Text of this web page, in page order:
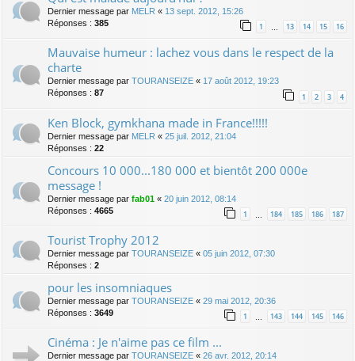
Dernier message par MELR « 13 sept. 2012, 15:26
Réponses : 385 1 … 13 14 15 16
Mauvaise humeur : lachez vous dans le respect de la
charte
Dernier message par TOURANSEIZE « 17 août 2012, 19:23
Réponses : 87 1 2 3 4
Ken Block, gymkhana made in France!!!!!
Dernier message par MELR « 25 juil. 2012, 21:04
Réponses : 22
Concours 10 000...180 000 et bientôt 200 000e
message !
Dernier message par fab01 « 20 juin 2012, 08:14
Réponses : 4665 1 184 185 186 187
Tourist Trophy 2012
Dernier message par TOURANSEIZE « 05 juin 2012, 07:30
Réponses : 2
pour les insomniaques
Dernier message par TOURANSEIZE « 29 mai 2012, 20:36
Réponses : 3649 1 143 144 145 146
Cinéma : Je n'aime pas ce film ...
Dernier message par TOURANSEIZE « 26 avr. 2012, 20:14